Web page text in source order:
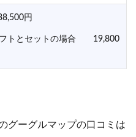
円
トとセットの場合 19,800
グーグルマップの口コミは